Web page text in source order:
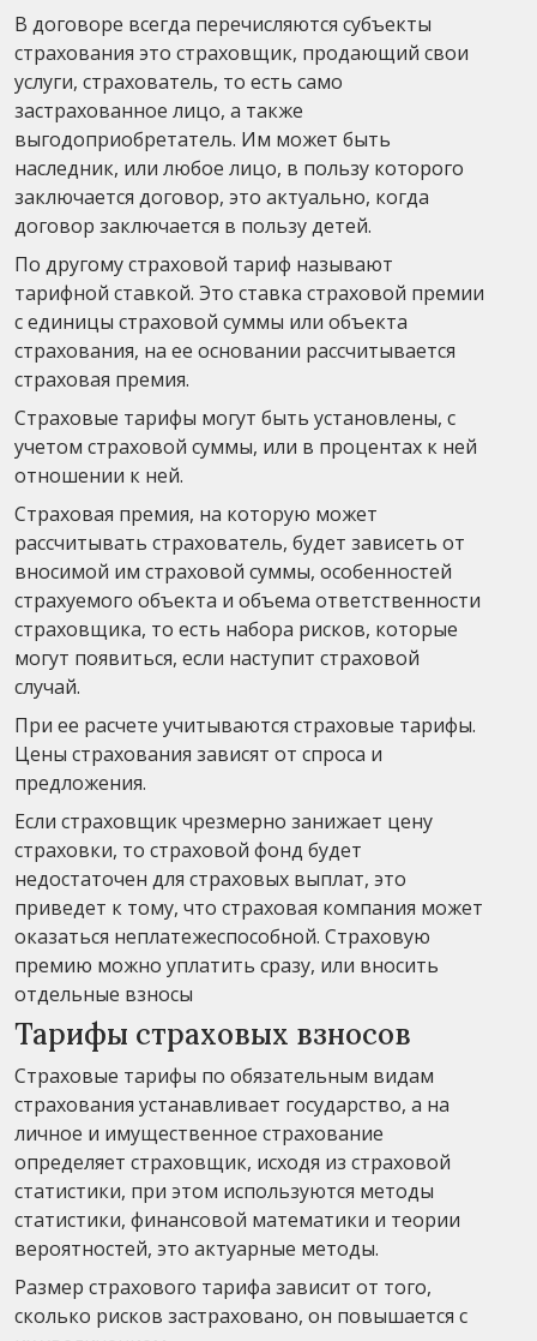
В договоре всегда перечисляются субъекты
страхования это страховщик, продающий свои
услуги, страхователь, то есть само
застрахованное лицо, а также
выгодоприобретатель. Им может быть
наследник, или любое лицо, в пользу которого
заключается договор, это актуально, когда
договор заключается в пользу детей.
По другому страховой тариф называют
тарифной ставкой. Это ставка страховой премии
с единицы страховой суммы или объекта
страхования, на ее основании рассчитывается
страховая премия.
Страховые тарифы могут быть установлены, с
учетом страховой суммы, или в процентах к ней
отношении к ней.
Страховая премия, на которую может
рассчитывать страхователь, будет зависеть от
вносимой им страховой суммы, особенностей
страхуемого объекта и объема ответственности
страховщика, то есть набора рисков, которые
могут появиться, если наступит страховой
случай.
При ее расчете учитываются страховые тарифы.
Цены страхования зависят от спроса и
предложения.
Если страховщик чрезмерно занижает цену
страховки, то страховой фонд будет
недостаточен для страховых выплат, это
приведет к тому, что страховая компания может
оказаться неплатежеспособной. Страховую
премию можно уплатить сразу, или вносить
отдельные взносы
Тарифы страховых взносов
Страховые тарифы по обязательным видам
страхования устанавливает государство, а на
личное и имущественное страхование
определяет страховщик, исходя из страховой
статистики, при этом используются методы
статистики, финансовой математики и теории
вероятностей, это актуарные методы.
Размер страхового тарифа зависит от того,
сколько рисков застраховано, он повышается с